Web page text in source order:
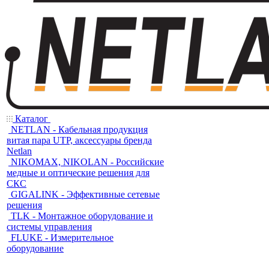
Каталог
NETLAN - Кабельная продукция
витая пара UTP, аксессуары бренда
Netlan
NIKOMAX, NIKOLAN - Российские
медные и оптические решения для
СКС
GIGALINK - Эффективные сетевые
решения
TLK - Монтажное оборудование и
системы управления
FLUKE - Измерительное
оборудование